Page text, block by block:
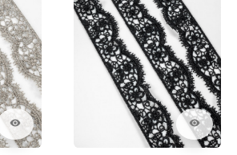
visibility visibility